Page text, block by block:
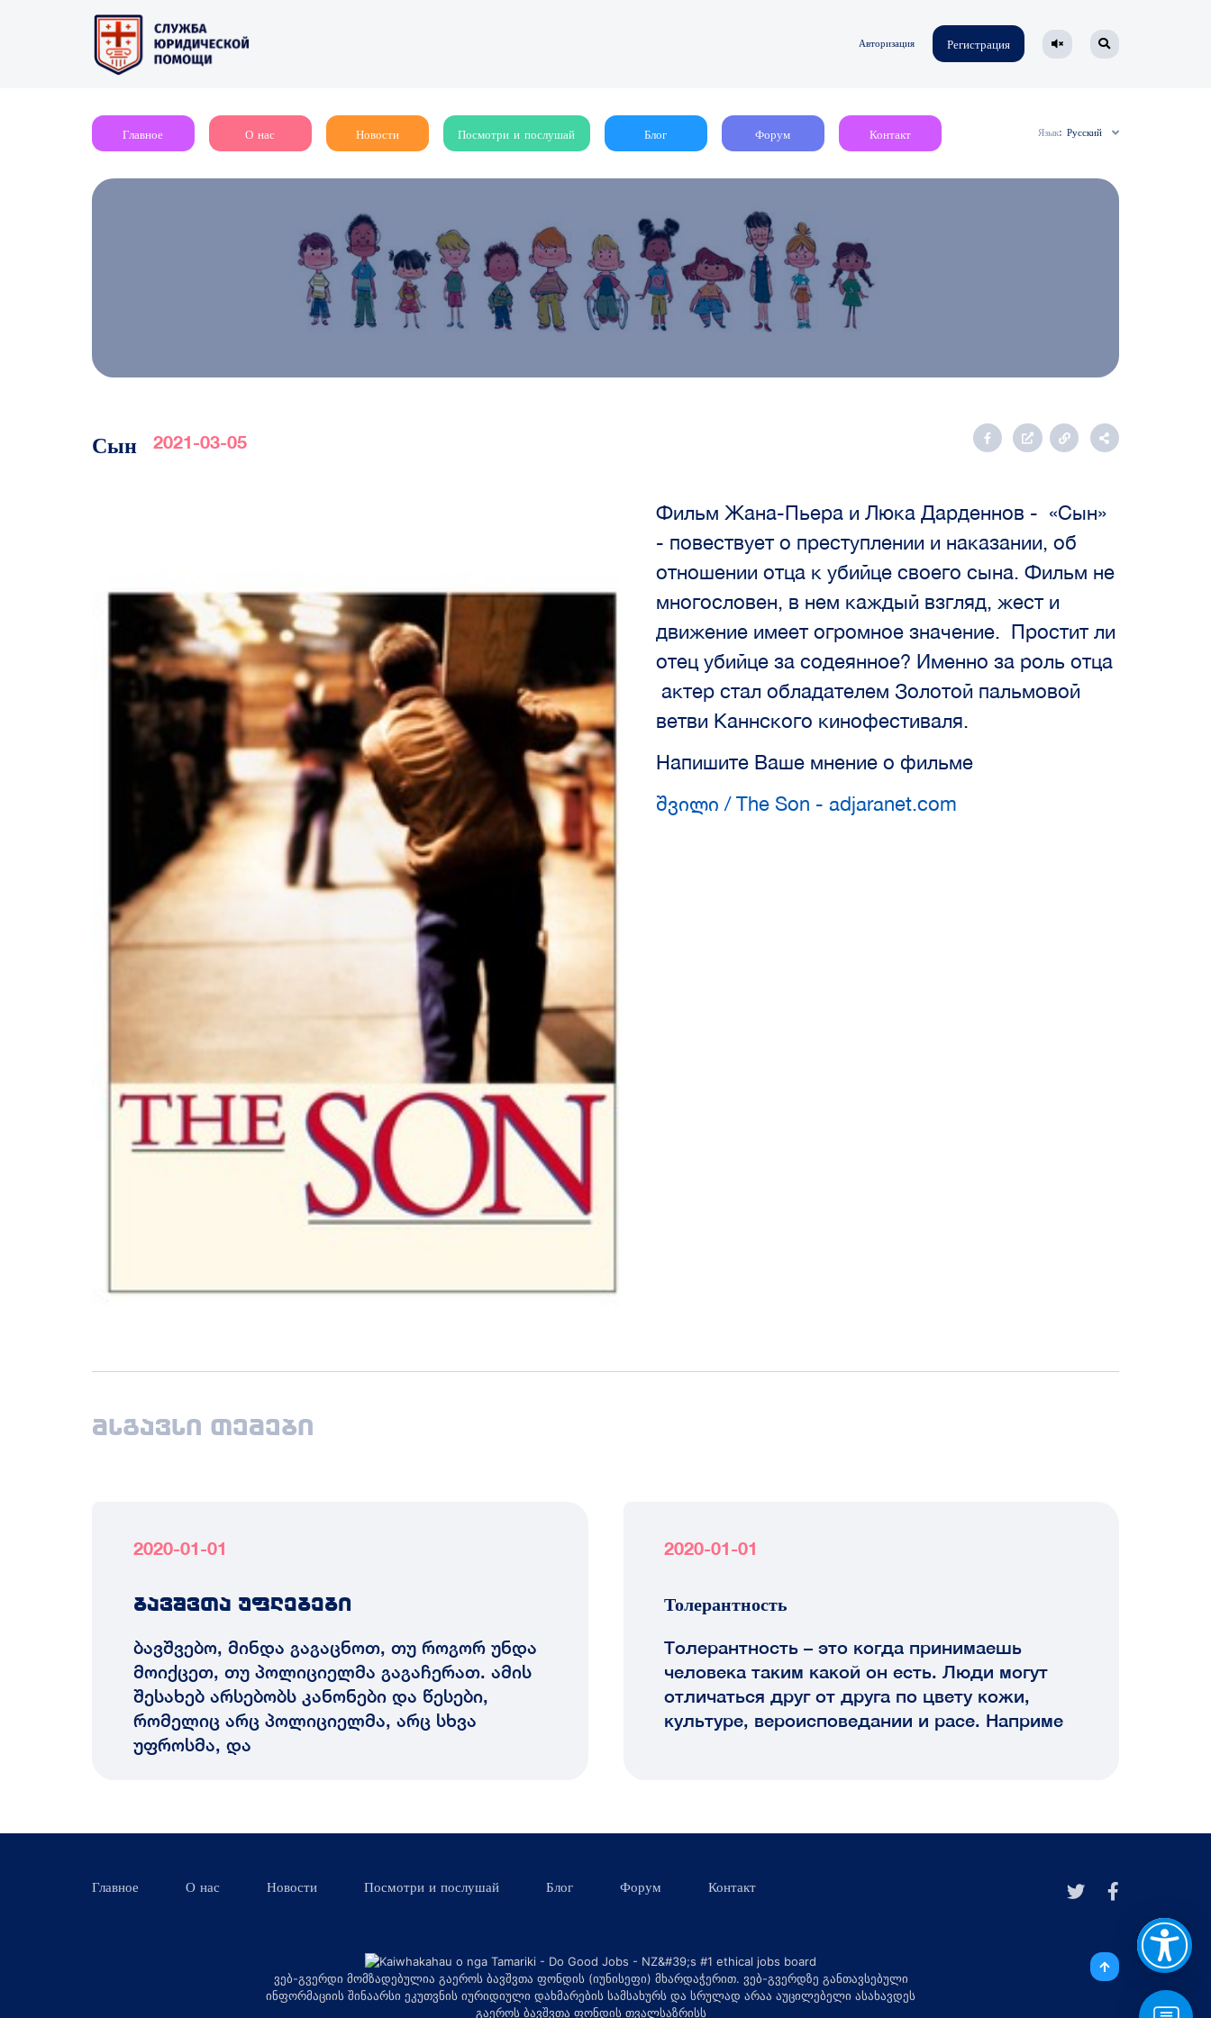
Авторизация Регистрация
Главное О нас Новости Посмотри и послушай Блог Форум Контакт Язык: Русский
Сын 2021-03-05
Фильм Жана-Пьера и Люка Дарденнов - «Сын»
- повествует о преступлении и наказании, об
отношении отца к убийце своего сына. Фильм не
многословен, в нем каждый взгляд, жест и
движение имеет огромное значение. Простит ли
отец убийце за содеянное? Именно за роль отца
актер стал обладателем Золотой пальмовой
ветви Каннского кинофестиваля.
Напишите Ваше мнение о фильме
შვილი / The Son - adjaranet.com
მსგავსი თემები
2020-01-01
ბავშვთა უფლებები
ბავშვებო, მინდა გაგაცნოთ, თუ როგორ უნდა
მოიქცეთ, თუ პოლიციელმა გაგაჩერათ. ამის
შესახებ არსებობს კანონები და წესები,
რომელიც არც პოლიციელმა, არც სხვა
უფროსმა, და
2020-01-01
Толерантность
Толерантность – это когда принимаешь
человека таким какой он есть. Люди могут
отличаться друг от друга по цвету кожи,
культуре, вероисповедании и расе. Наприме
Главное О нас Новости Посмотри и послушай Блог Форум Контакт
ვებ-გვერდი მომზადებულია გაეროს ბავშვთა ფონდის (იუნისეფი) მხარდაჭერით. ვებ-გვერდზე განთავსებული
ინფორმაციის შინაარსი ეკუთვნის იურიდიული დახმარების სამსახურს და სრულად არაა აუცილებელი ასახავდეს
გაეროს ბავშვთა ფონდის თვალსაზრისს